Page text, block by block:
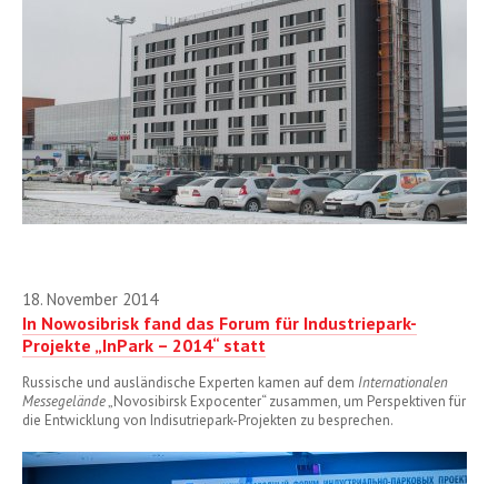
18. November 2014
In Nowosibrisk fand das Forum für Industriepark-
Projekte „InPark – 2014“ statt
Russische und ausländische Experten kamen auf dem Internationalen
Messegelände„Novosibirsk Expocenter“ zusammen, um Perspektiven für
die Entwicklung von Indisutriepark-Projekten zu besprechen.